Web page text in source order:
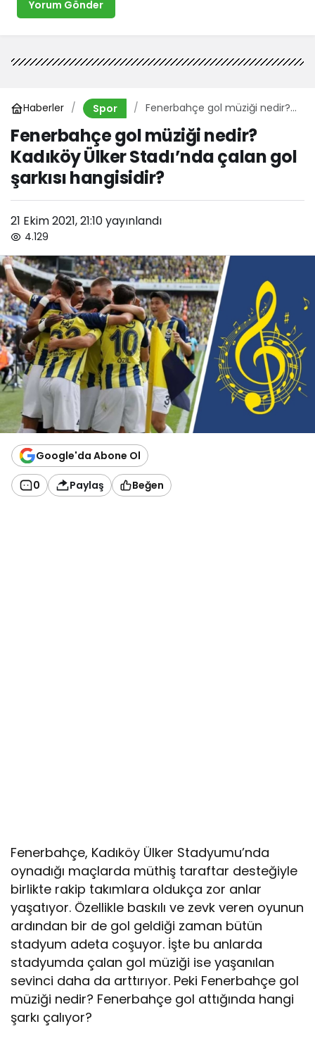
Yorum Gönder
Haberler Spor
Fenerbahçe gol müziği nedir?
gol şarkısı hangisidir?
Fenerbahçe gol müziği nedir?
Kadıköy Ülker Stadı’nda çalan gol
şarkısı hangisidir?
21 Ekim 2021, 21:10yayınlandı
4.129
Google'da Abone Ol
0 Paylaş Beğen
Fenerbahçe, Kadıköy Ülker Stadyumu’nda
oynadığı maçlarda müthiş taraftar desteğiyle
birlikte rakip takımlara oldukça zor anlar
yaşatıyor. Özellikle baskılı ve zevk veren oyunun
ardından bir de gol geldiği zaman bütün
stadyum adeta coşuyor. İşte bu anlarda
stadyumda çalan gol müziği ise yaşanılan
sevinci daha da arttırıyor. Peki Fenerbahçe gol
müziği nedir? Fenerbahçe gol attığında hangi
şarkı çalıyor?